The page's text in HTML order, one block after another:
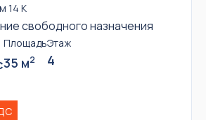
14 К
свободного назначения
Площадь
35 м2
Этаж
4